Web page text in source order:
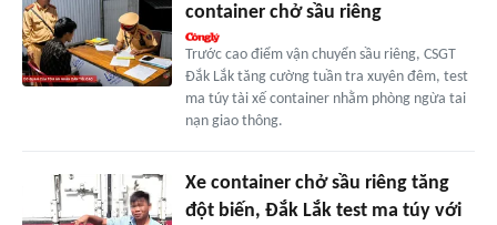
container chở sầu riêng
Trước cao điểm vận chuyển sầu riêng, CSGT
Đắk Lắk tăng cường tuần tra xuyên đêm, test
ma túy tài xế container nhằm phòng ngừa tai
nạn giao thông.
Xe container chở sầu riêng tăng
đột biến, Đắk Lắk test ma túy với